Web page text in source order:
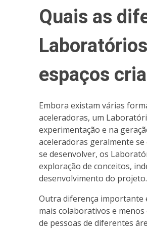
Quais as
espaços
Embora existam várias
aceleradoras, um
experimentação e na
aceleradoras geralmente
se desenvolver, os
exploração de conceitos,
desenvolvimento do projeto.
Outra diferença importante
mais colaborativos e
de pessoas de diferentes